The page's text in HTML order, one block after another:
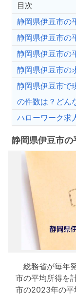
目次
静岡県伊豆市の
静岡県伊豆市の
静岡県伊豆市の
静岡県伊豆市の
静岡県伊豆市で
の件数は？どん
ハローワーク求
静岡県伊豆市の
総務省が毎年
市の平均所得を
市の2023年の平